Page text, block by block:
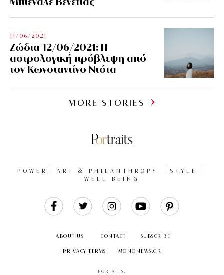
11/06/2021
Ζώδια 12/06/2021: Η
αστρολογική πρόβλεψη από
τον Κωνσταντίνο Ντότα
MORE STORIES
POWER ART & PHILANTHROPY
STYLE
WELL BEING
ABOUT US CONTACT SUBSCRIBE
PRIVACY TERMS MONONEWS.GR
PORTAITS .